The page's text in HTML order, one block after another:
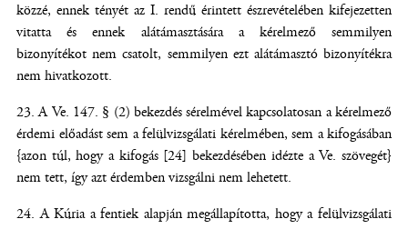
közzé, ennek tényét az I. rendű érintett észrevételében kifejezetten
vitatta és ennek alátámasztására a kérelmező semmilyen
bizonyítékot nem csatolt, semmilyen ezt alátámasztó bizonyítékra
nem hivatkozott.
A Ve. 147. § (2) bekezdés sérelmével kapcsolatosan a kérelmező
érdemi előadást sem a felülvizsgálati kérelmében, sem a kifogásában
{azon túl, hogy a kifogás [24] bekezdésében idézte a Ve. szövegét}
nem tett, így azt érdemben vizsgálni nem lehetett.
A Kúria a fentiek alapján megállapította, hogy a felülvizsgálati